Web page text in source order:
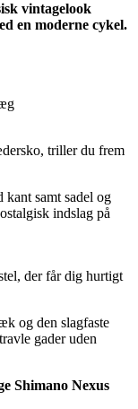
vintagelook
en moderne cykel.
triller du frem
samt sadel og
indslag på
der får dig hurtigt
og den slagfaste
gader uden
Shimano Nexus